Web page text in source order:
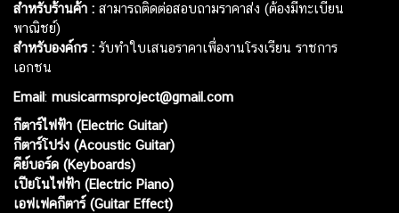
สำหรับร้านค้า : สามารถติดต่อสอบถามราคาส่ง (ต้องมีทะเบียน
พาณิชย์)
สำหรับองค์กร : รับทำใบเสนอราคาเพื่องานโรงเรียน ราชการ
เอกชน
Email: musicarmsproject@gmail.com
กีตาร์ไฟฟ้า (Electric Guitar)
กีตาร์โปร่ง (Acoustic Guitar)
คีย์บอร์ด (Keyboards)
เปียโนไฟฟ้า (Electric Piano)
เอฟเฟคกีตาร์ (Guitar Effect)